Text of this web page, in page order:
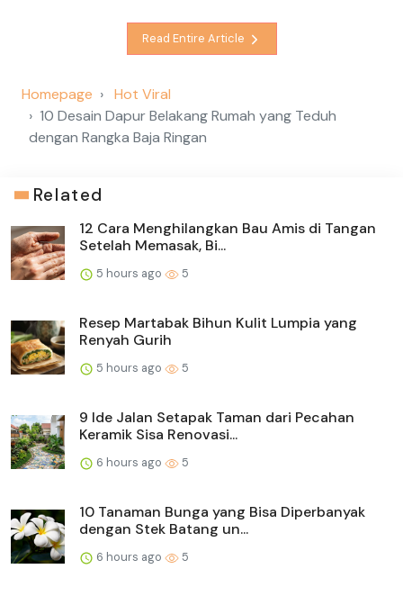
Read Entire Article
Homepage
Hot Viral
10 Desain Dapur Belakang Rumah yang Teduh
dengan Rangka Baja Ringan
Related
12 Cara Menghilangkan Bau Amis di Tangan
Setelah Memasak, Bi...
5 hours ago 5
Resep Martabak Bihun Kulit Lumpia yang
Renyah Gurih
5 hours ago 5
9 Ide Jalan Setapak Taman dari Pecahan
Keramik Sisa Renovasi...
6 hours ago 5
10 Tanaman Bunga yang Bisa Diperbanyak
dengan Stek Batang un...
6 hours ago 5